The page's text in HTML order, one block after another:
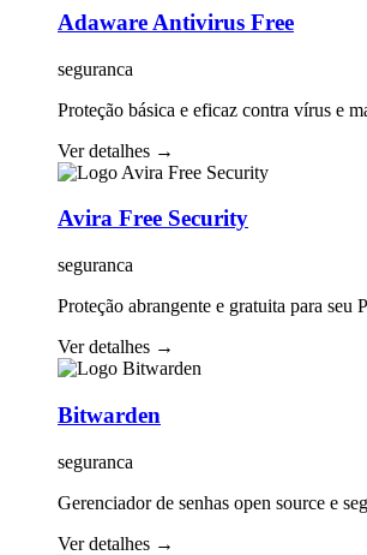
Adaware Antivirus Free
seguranca
Proteção básica e eficaz contra vírus e
Ver detalhes →
Avira Free Security
seguranca
Proteção abrangente e gratuita para seu
Ver detalhes →
Bitwarden
seguranca
Gerenciador de senhas open source e
Ver detalhes →